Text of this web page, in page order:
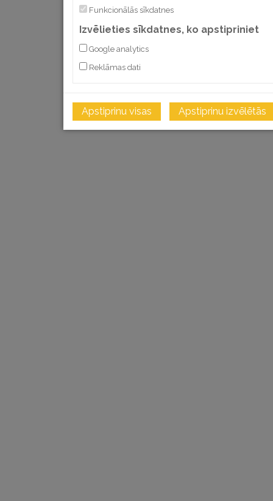
Funkcionālās sīkdatnes
Izvēlieties sīkdatnes, ko apstipriniet
Google analytics
Reklāmas dati
Apstiprinu visas Apstiprinu izvēlētās